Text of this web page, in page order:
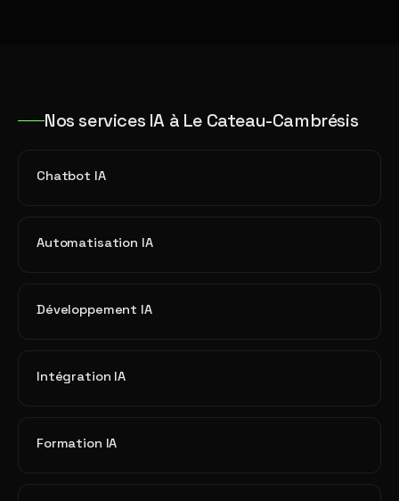
Nos services IA à Le Cateau-Cambrésis
Chatbot IA
Automatisation IA
Développement IA
Intégration IA
Formation IA